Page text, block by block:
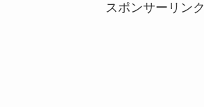
スポンサーリンク